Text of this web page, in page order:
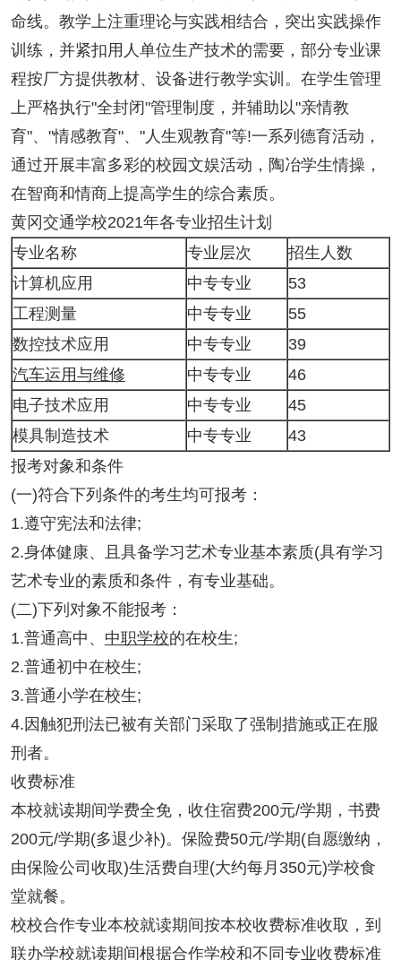
命线。教学上注重理论与实践相结合，突出实践操作
训练，并紧扣用人单位生产技术的需要，部分专业课
程按厂方提供教材、设备进行教学实训。在学生管理
上严格执行"全封闭"管理制度，并辅助以"亲情教
育"、"情感教育"、"人生观教育"等!一系列德育活动，
通过开展丰富多彩的校园文娱活动，陶冶学生情操，
在智商和情商上提高学生的综合素质。
黄冈交通学校2021年各专业招生计划
专业名称
专业层次
招生人数
计算机应用
中专专业
53
工程测量
中专专业
55
数控技术应用
中专专业
39
汽车运用与维修
中专专业
46
电子技术应用
中专专业
45
模具制造技术
中专专业
43
报考对象和条件
(一)符合下列条件的考生均可报考：
1.遵守宪法和法律;
2.身体健康、且具备学习艺术专业基本素质(具有学习
艺术专业的素质和条件，有专业基础。
(二)下列对象不能报考：
1.普通高中、 中职学校的在校生;
2.普通初中在校生;
3.普通小学在校生;
4.因触犯刑法已被有关部门采取了强制措施或正在服
刑者。
收费标准
本校就读期间学费全免，收住宿费200元/学期，书费
200元/学期(多退少补)。保险费50元/学期(自愿缴纳，
由保险公司收取)生活费自理(大约每月350元)学校食
堂就餐。
校校合作专业本校就读期间按本校收费标准收取，到
联办学校就读期间根据合作学校和不同专业收费标准